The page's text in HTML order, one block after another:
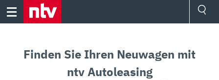
Skip
Finden Sie Ihren Neuwagen mit
ntv Autoleasing